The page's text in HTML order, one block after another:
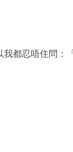
我都忍唔住問：